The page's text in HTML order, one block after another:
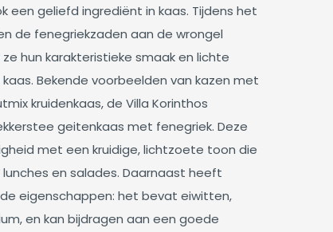
een geliefd ingrediënt in kaas. Tijdens het
de fenegriekzaden aan de wrongel
hun karakteristieke smaak en lichte
Bekende voorbeelden van kazen met
kruidenkaas, de Villa Korinthos
geitenkaas met fenegriek. Deze
met een kruidige, lichtzoete toon die
en salades. Daarnaast heeft
eigenschappen: het bevat eiwitten,
en kan bijdragen aan een goede